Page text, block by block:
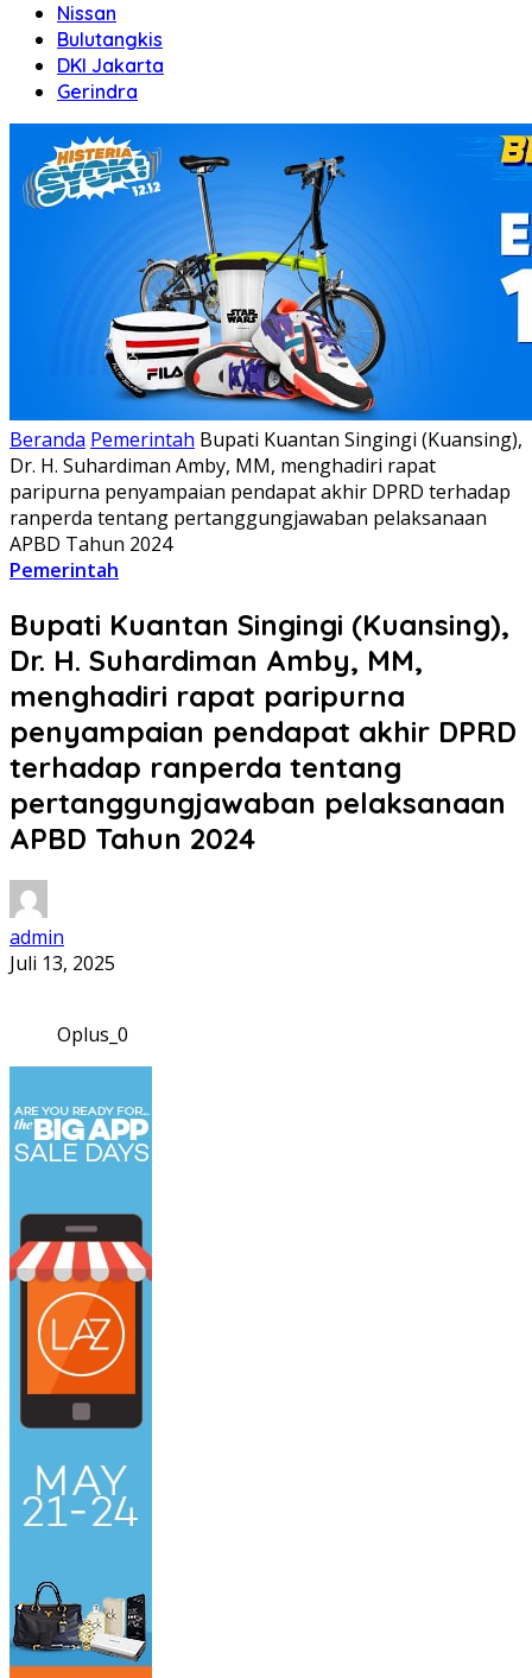
Nissan
Bulutangkis
DKI Jakarta
Gerindra
Beranda Pemerintah Bupati Kuantan Singingi (Kuansing),
Dr. H. Suhardiman Amby, MM, menghadiri rapat
paripurna penyampaian pendapat akhir DPRD terhadap
ranperda tentang pertanggungjawaban pelaksanaan
APBD Tahun 2024
Pemerintah
Bupati Kuantan Singingi (Kuansing),
Dr. H. Suhardiman Amby, MM,
menghadiri rapat paripurna
penyampaian pendapat akhir DPRD
terhadap ranperda tentang
pertanggungjawaban pelaksanaan
APBD Tahun 2024
admin
Juli 13, 2025
Oplus_0